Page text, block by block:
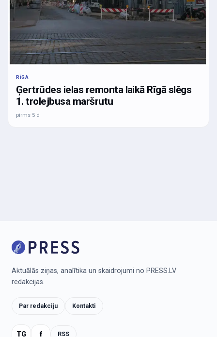
RĪGA
Ģertrūdes ielas remonta laikā Rīgā slēgs
1. trolejbusa maršrutu
pirms 5 d
Aktuālās ziņas, analītika un skaidrojumi no PRESS.LV
redakcijas.
Par redakciju Kontakti
TG f RSS